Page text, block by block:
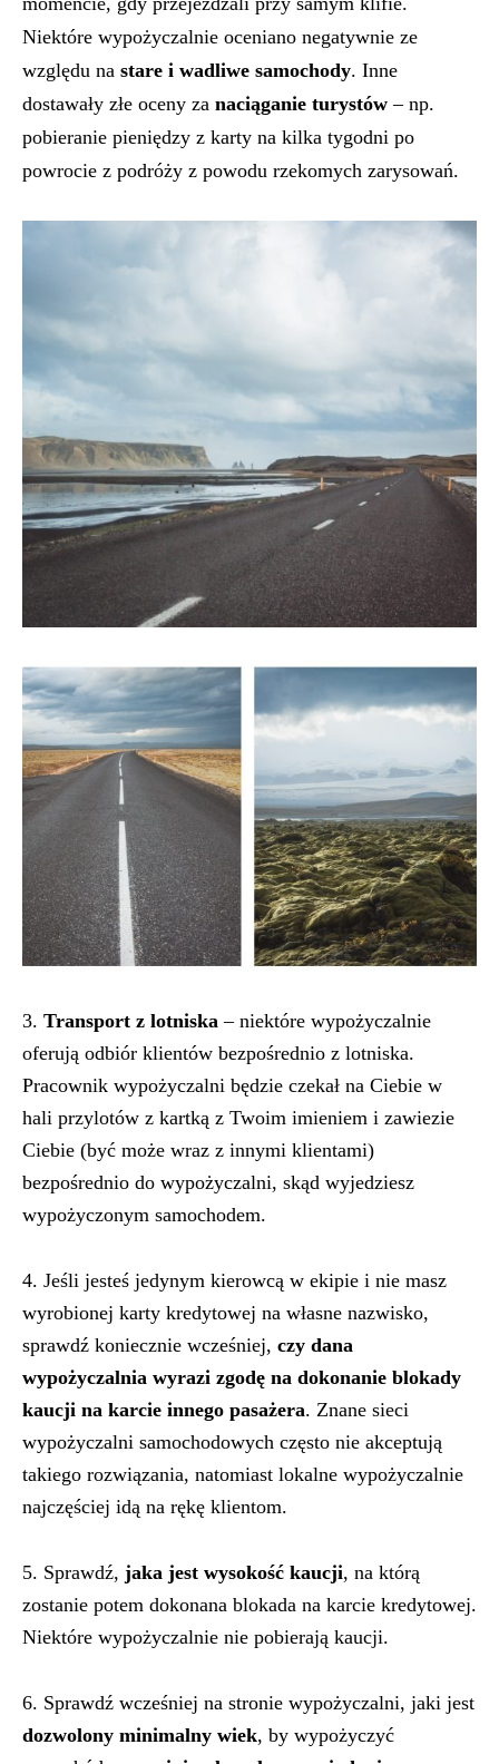
Niektóre wypożyczalnie oceniano negatywnie ze
względu na stare i wadliwe samochody. Inne
dostawały złe oceny za naciąganie turystów – np.
pobieranie pieniędzy z karty na kilka tygodni po
powrocie z podróży z powodu rzekomych zarysowań.
3. Transport z lotniska – niektóre wypożyczalnie
oferują odbiór klientów bezpośrednio z lotniska.
Pracownik wypożyczalni będzie czekał na Ciebie w
hali przylotów z kartką z Twoim imieniem i zawiezie
Ciebie (być może wraz z innymi klientami)
bezpośrednio do wypożyczalni, skąd wyjedziesz
wypożyczonym samochodem.
4. Jeśli jesteś jedynym kierowcą w ekipie i nie masz
wyrobionej karty kredytowej na własne nazwisko,
sprawdź koniecznie wcześniej, czy dana
wypożyczalnia wyrazi zgodę na dokonanie blokady
kaucji na karcie innego pasażera. Znane sieci
wypożyczalni samochodowych często nie akceptują
takiego rozwiązania, natomiast lokalne wypożyczalnie
najczęściej idą na rękę klientom.
5. Sprawdź, jaka jest wysokość kaucji, na którą
zostanie potem dokonana blokada na karcie kredytowej.
Niektóre wypożyczalnie nie pobierają kaucji.
6. Sprawdź wcześniej na stronie wypożyczalni, jaki jest
dozwolony minimalny wiek, by wypożyczyć